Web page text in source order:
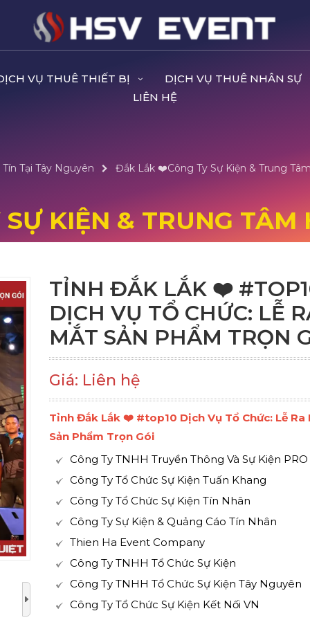
VỤ THUÊ THIẾT BỊ
DỊCH VỤ THUÊ NHÂN SỰ
LIÊN HỆ
Tại Tây Nguyên Đắk Lắk ❤️️Công Ty Sự Kiện & Trung
KIỆN & TRUNG TÂM
TỈNH ĐẮK LẮK ❤️️
DỊCH VỤ TỔ CHỨC: LỄ
MẮT SẢN PHẨM TRỌN
Giá: Liên hệ
Tỉnh Đắk Lắk ❤️️ #top10 Dịch Vụ Tổ Chức: Lễ Ra
Sản Phẩm Trọn Gói
Công Ty TNHH Truyền Thông Và Sự Kiện PRO
Công Ty Tổ Chức Sự Kiện Tuấn Khang
Công Ty Tổ Chức Sự Kiện Tín Nhân
Công Ty Sự Kiện & Quảng Cáo Tín Nhân
Thien Ha Event Company
Công Ty TNHH Tổ Chức Sự Kiện
Công Ty TNHH Tổ Chức Sự Kiện Tây Nguyên
Công Ty Tổ Chức Sự Kiện Kết Nối VN